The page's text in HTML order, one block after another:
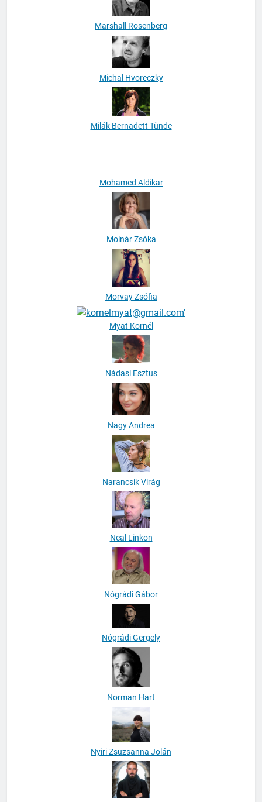
Marshall Rosenberg
Michal Hvoreczky
Mohamed Aldikar
Molnár Zsóka
Morvay Zsófia
Myat Kornél
Nádasi Esztus
Nagy Andrea
Narancsik Virág
Neal Linkon
Nógrádi Gábor
Nógrádi Gergely
Norman Hart
Nyiri Zsuzsanna Jolán